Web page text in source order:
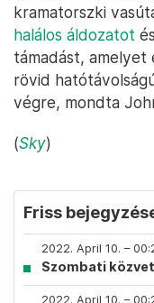
kramatorszki
halálos áldozatot
támadást, amelyet
rövid
végre, mondta
(Sky)
Friss
2022. April 10. –
Szombati
2022. April 10. –